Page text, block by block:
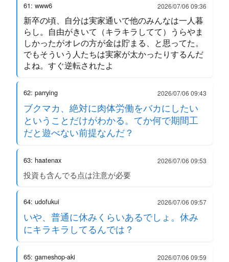
61: www6 2026/07/06 09:36
新卒の頃、自分は実家通いで他のみんなは一人暮
らし。自由がきいて（キラキラしてて）うらやま
しかったがオレの方が金は貯まる、と思ってた。
でもそういう人たちは実家が太かったりするんだ
よね。すぐ逆転されたよ
62: parrying 2026/07/06 09:43
ブクマカ、絶対に肉体労働をバカにしたい
ということだけがわかる。てか何で期間工
だと遊べない前提なんだ？
63: haatenax 2026/07/06 09:53
投資も含んでる点は注意が必要
64: udofukui 2026/07/06 09:57
いや、普通に休みくらいあるでしょ。休み
にキラキラしてるんでは？
65: gameshop-aki 2026/07/06 09:59